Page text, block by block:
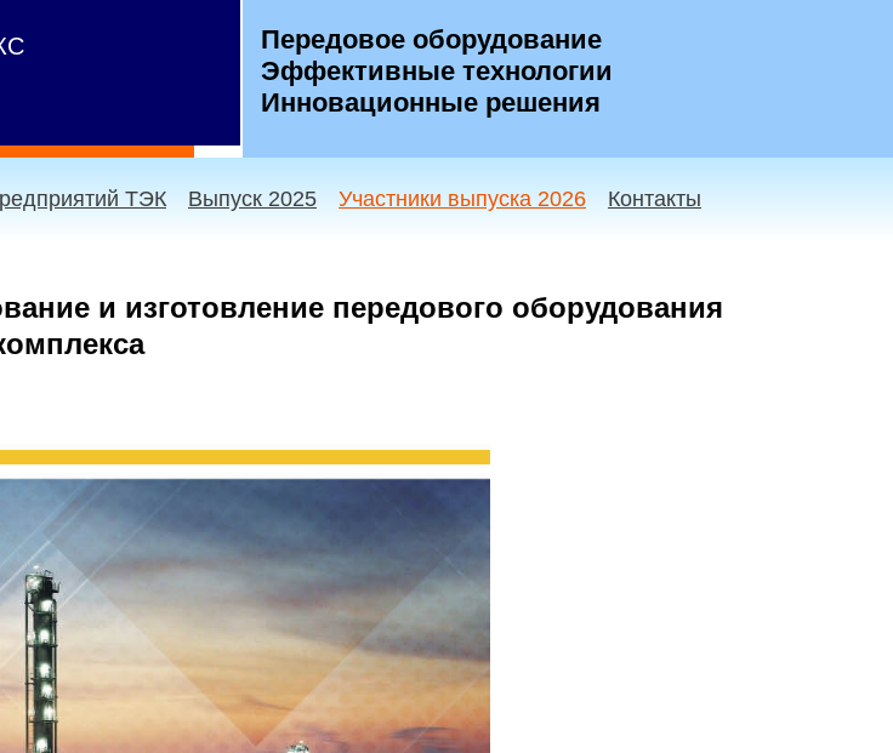
Передовое оборудование
Эффективные технологии
Инновационные решения
ТЭК Выпуск 2025 Участники выпуска 2026 Контакты
и изготовление передового оборудования